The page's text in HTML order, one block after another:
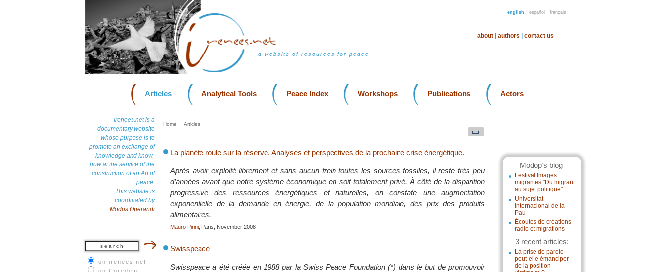
english español français
a website of resources for peace
about authors contact us
Articles Analytical Tools Peace Index Workshops Publications Actors
Irenees.net is a
documentary website
whose purpose is to
promote an exchange of
knowledge and know-
how at the service of the
construction of an Art of
peace.
This website is
coordinated by
Modus Operandi
on irenees.net
on Coredem
Modop’s blog
Festival Images
migrantes "Du migrant
au sujet politique"
Universitat
Internacional de la
Pau
Écoutes de créations
radio et migrations
3 recent articles:
La prise de parole
peut-elle émanciper
de la position
Home Articles
La planète roule sur la réserve. Analyses et perspectives de la prochaine crise énergétique.
Après avoir exploité librement et sans aucun frein toutes les sources fossiles, il reste très peu
d’années avant que notre système économique en soit totalement privé. À côté de la disparition
progressive des ressources énergétiques et naturelles, on constate une augmentation
exponentielle de la demande en énergie, de la population mondiale, des prix des produits
alimentaires.
Mauro Pirini , Paris, November 2008
Swisspeace
Swisspeace a été créée en 1988 par la Swiss Peace Foundation (*) dans le but de promouvoir